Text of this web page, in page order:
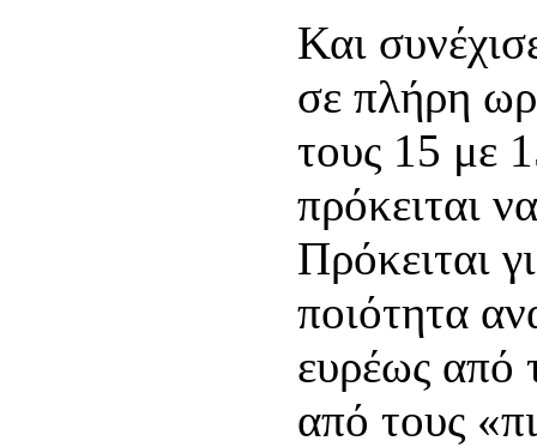
Και
σε πλήρη
τους 15 με
πρόκειται
Πρόκειται
ποιότητα
ευρέως από
από τους